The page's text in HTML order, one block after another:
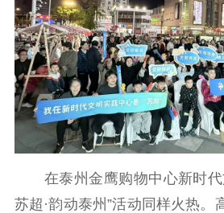
工作动态
理论武装
理论学习 宣传宣讲
哲学社科
社科强省 工作通知
江苏文脉
在泰州金鹰购物中心新时代
苏超·韵动泰州”活动同样火热。